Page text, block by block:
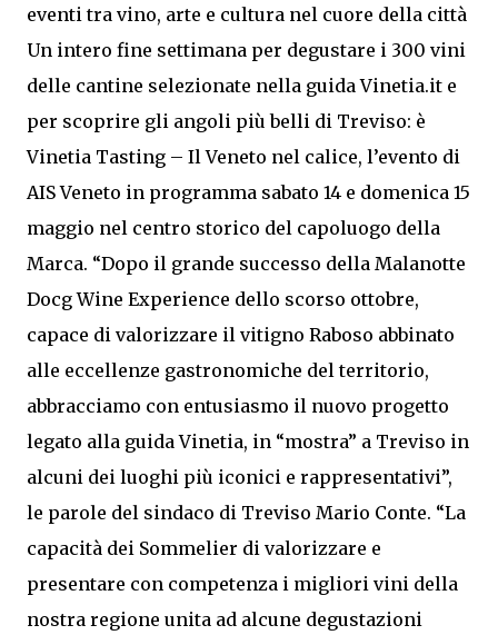
eventi tra vino, arte e cultura nel cuore della città
Un intero fine settimana per degustare i 300 vini
delle cantine selezionate nella guida Vinetia.it e
per scoprire gli angoli più belli di Treviso: è
Vinetia Tasting – Il Veneto nel calice, l’evento di
AIS Veneto in programma sabato 14 e domenica 15
maggio nel centro storico del capoluogo della
Marca. “Dopo il grande successo della Malanotte
Docg Wine Experience dello scorso ottobre,
capace di valorizzare il vitigno Raboso abbinato
alle eccellenze gastronomiche del territorio,
abbracciamo con entusiasmo il nuovo progetto
legato alla guida Vinetia, in “mostra” a Treviso in
alcuni dei luoghi più iconici e rappresentativi”,
le parole del sindaco di Treviso Mario Conte. “La
capacità dei Sommelier di valorizzare e
presentare con competenza i migliori vini della
nostra regione unita ad alcune degustazioni